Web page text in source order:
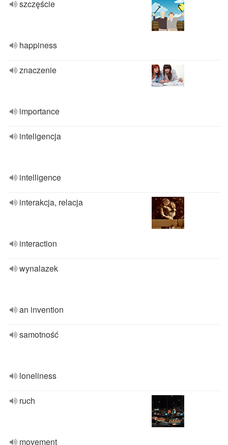
szczęście
happiness
znaczenie
importance
inteligencja
intelligence
interakcja, relacja
interaction
wynalazek
an invention
samotność
loneliness
ruch
movement